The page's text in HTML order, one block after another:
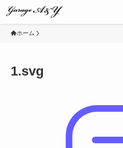
ホーム
1.svg